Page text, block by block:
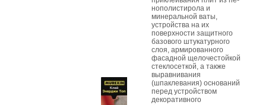
нополистирола и
минеральной ваты,
устройства на их
поверхности защитного
базового штукатурного
слоя, армированного
фасадной щелочестойкой
стеклосеткой, а также
выравнивания
(шпаклевания) оснований
перед устройством
декоративного